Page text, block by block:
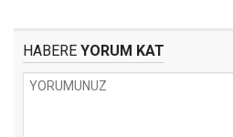
HABERE YORUM KAT